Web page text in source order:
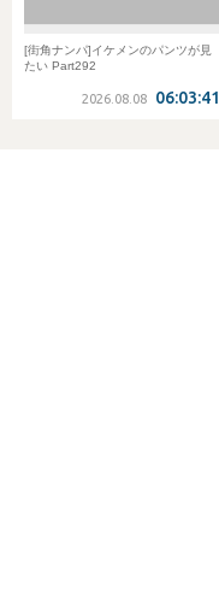
[街角ナンパ]イケメンのパンツが見
たい Part292
2026.08.08 06:03:41